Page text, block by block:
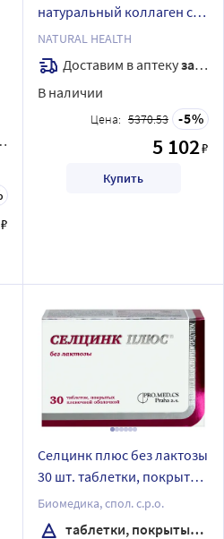
₽
натуральный коллаген со
вкусом винограда желе
массой 1000 гр
NATURAL HEALTH
Доставим в аптекузавтра
В наличии
Цена: 5370.53 5
5 102₽
Купить
Селцинк плюс без лактозы
30 шт. таблетки, покрытые
пленочной оболочкой
массой 672 мг
Биомедика, спол. с.р.о.
таблетки, покрытые пленочной оболочкой